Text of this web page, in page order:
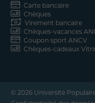
Carte bancaire
Chèques
Virement bancaire
Chèques-vacances
Coupon sport ANCV
Chèques-cadeaux
© 2026 Université